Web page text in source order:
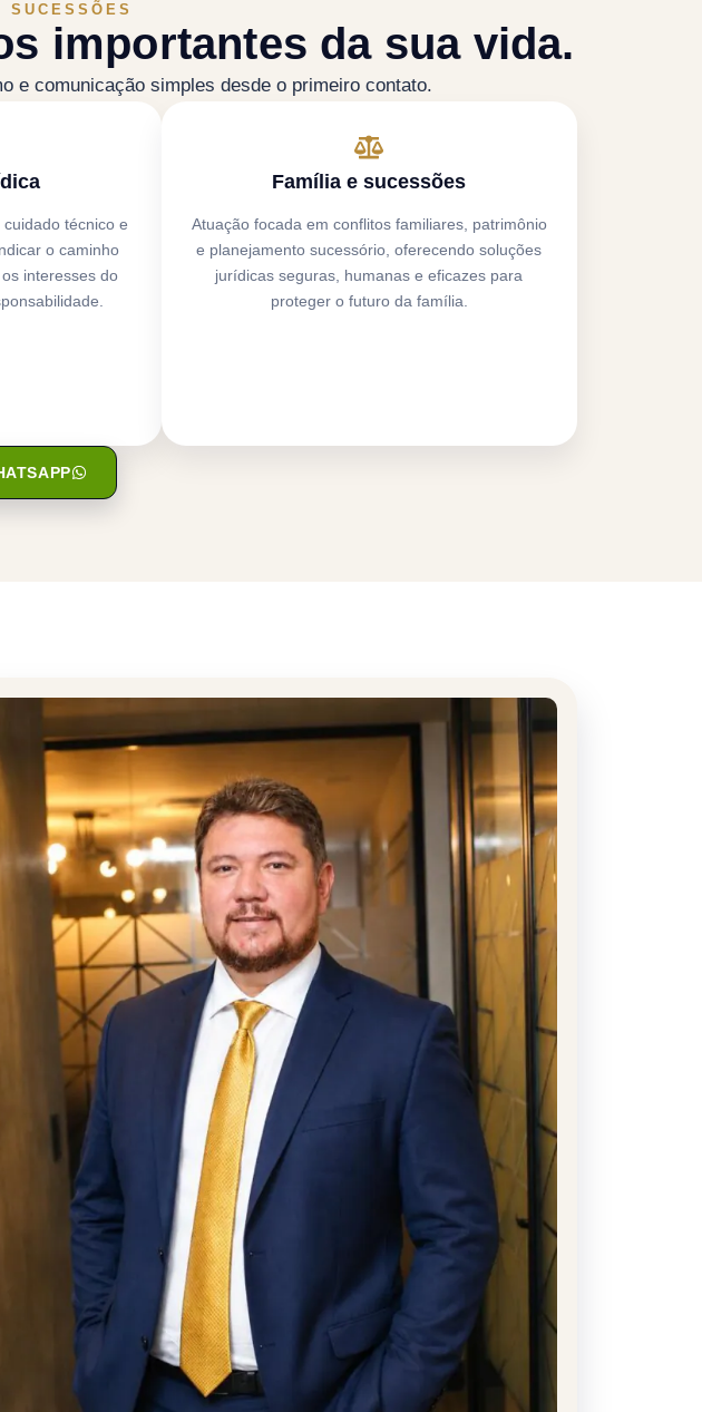
importantes da sua vida.
e comunicação simples desde o primeiro contato.
técnico e
o caminho
interesses do
Família e sucessões
Atuação focada em conflitos familiares, patrimônio
e planejamento sucessório, oferecendo soluções
jurídicas seguras, humanas e eficazes para
proteger o futuro da família.